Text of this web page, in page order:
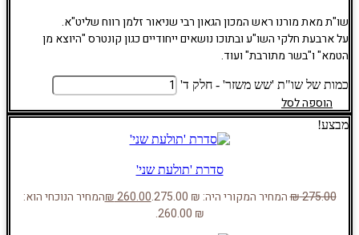
שו"ת מאת מורנו ראש המכון הגאון רבי שניאור זלמן רווח שליט"א.
על ארבעת חלקי השו"ע ובתוכו נושאים ייחודיים כגון קונטרס "היוצא מן
הטמא" ו"בשר מתורבת" ועוד.
כמות של שו"ת 'שש משזר' - חלק ד'
הוספה לסל
מבצע!
סדרת 'תולעת שני'
₪275.00 המחיר המקורי היה: ₪ 275.00. ₪260.00
המחיר הנוכחי הוא:
₪ 260.00.